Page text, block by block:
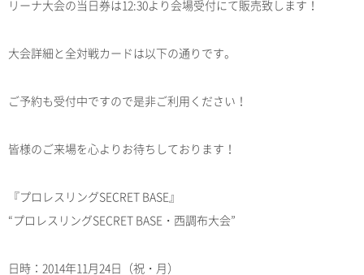
リーナ大会の当日券は12:30より会場受付にて販売致します！
大会詳細と全対戦カードは以下の通りです。
ご予約も受付中ですので是非ご利用ください！
皆様のご来場を心よりお待ちしております！
『プロレスリングSECRET BASE』
“プロレスリングSECRET BASE・西調布大会”
日時：2014年11月24日（祝・月）